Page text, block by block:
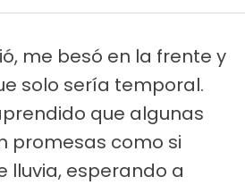
me besó en la frente y
solo sería temporal.
que algunas
promesas como si
lluvia, esperando a